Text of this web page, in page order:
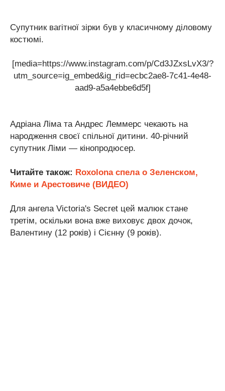
Супутник вагітної зірки був у класичному діловому
костюмі.
[media=https://www.instagram.com/p/Cd3JZxsLvX3/?
utm_source=ig_embed&ig_rid=ecbc2ae8-7c41-4e48-
aad9-a5a4ebbe6d5f]
Адріана Ліма та Андрес Леммерс чекають на
народження своєї спільної дитини. 40-річний
супутник Ліми — кінопродюсер.
Читайте також: Roxolona спела о Зеленском,
Киме и Арестовиче (ВИДЕО)
Для ангела Victoria's Secret цей малюк стане
третім, оскільки вона вже виховує двох дочок,
Валентину (12 років) і Сієнну (9 років).